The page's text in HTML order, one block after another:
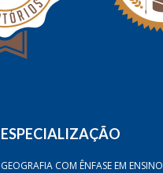
ESPECIALIZAÇÃO
GEOGRAFIA COM ÊNFASE EM ENSINO